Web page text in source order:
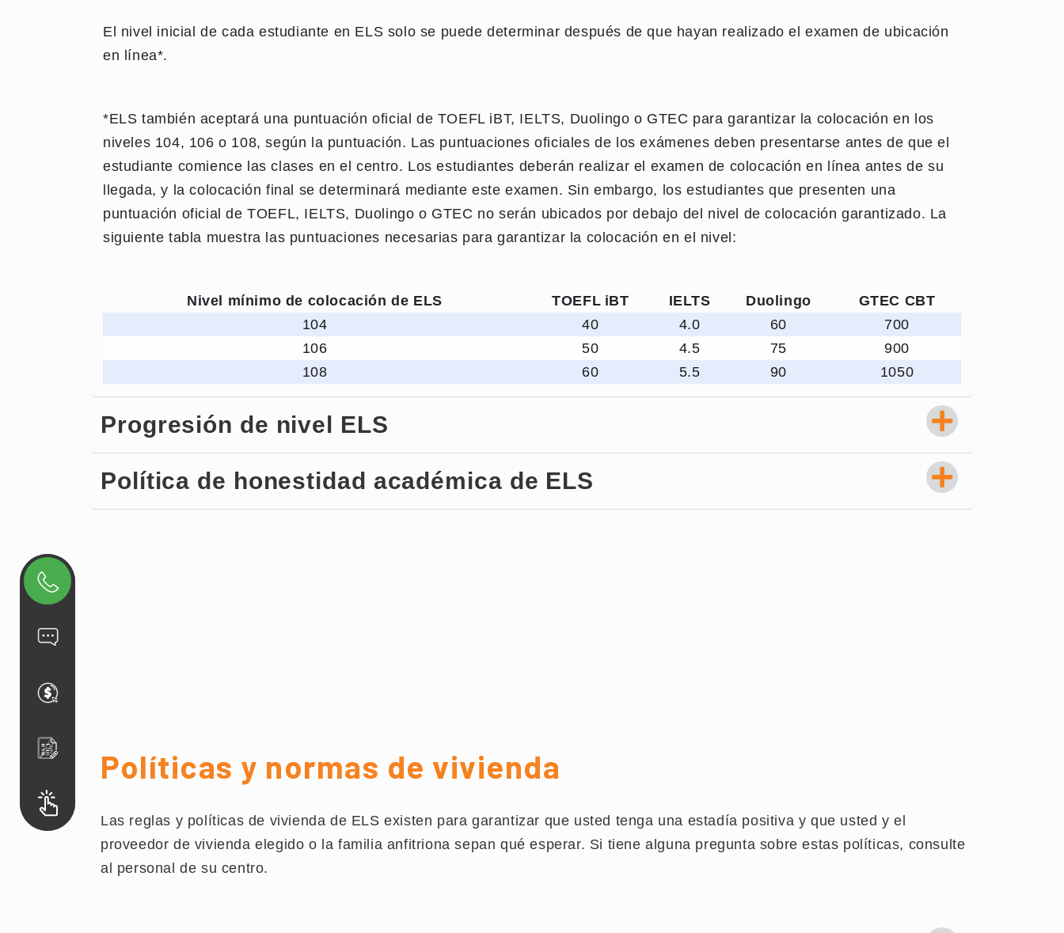
El nivel inicial de cada estudiante en ELS solo se puede determinar después de que hayan realizado el examen de ubicación
en línea*.
*ELS también aceptará una puntuación oficial de TOEFL iBT, IELTS, Duolingo o GTEC para garantizar la colocación en los
niveles 104, 106 o 108, según la puntuación. Las puntuaciones oficiales de los exámenes deben presentarse antes de que el
estudiante comience las clases en el centro. Los estudiantes deberán realizar el examen de colocación en línea antes de su
llegada, y la colocación final se determinará mediante este examen. Sin embargo, los estudiantes que presenten una
puntuación oficial de TOEFL, IELTS, Duolingo o GTEC no serán ubicados por debajo del nivel de colocación garantizado. La
siguiente tabla muestra las puntuaciones necesarias para garantizar la colocación en el nivel:
Nivel mínimo de colocación de ELS TOEFL iBT IELTS Duolingo
GTEC CBT
104
40 4.0 60
700
106
50 4.5 75
900
108
60 5.5 90 1050
Progresión de nivel ELS
Política de honestidad académica de ELS
Políticas y normas de vivienda
Las reglas y políticas de vivienda de ELS existen para garantizar que usted tenga una estadía positiva y que usted y el
proveedor de vivienda elegido o la familia anfitriona sepan qué esperar. Si tiene alguna pregunta sobre estas políticas, consulte
al personal de su centro.